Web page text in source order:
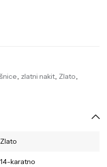
, zlatni nakit, Zlato,
Zlato
14-karatno